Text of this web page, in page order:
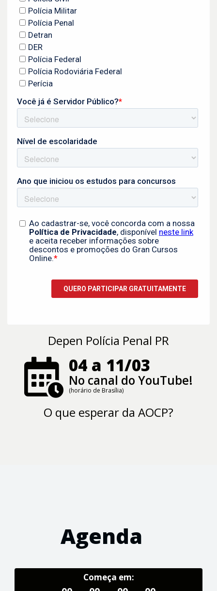
Depen Polícia Penal PR
04 a 11/03
No canal do YouTube!
(horário de Brasília)
O que esperar da AOCP?
Agenda
Começa em: